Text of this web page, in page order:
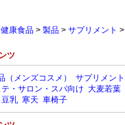
健康食品 > 製品 > サプリメント >
ツ
（メンズコスメ） サプリメント
・サロン・スパ向け 大麦若葉
豆乳 寒天 車椅子